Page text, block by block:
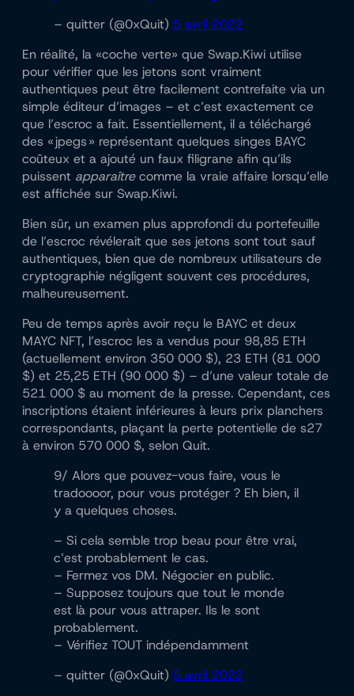
– quitter (@0xQuit) 5 avril 2022
En réalité, la «coche verte» que Swap.Kiwi utilise
pour vérifier que les jetons sont vraiment
authentiques peut être facilement contrefaite via un
simple éditeur d’images – et c’est exactement ce
que l’escroc a fait. Essentiellement, il a téléchargé
des « jpegs » représentant quelques singes BAYC
coûteux et a ajouté un faux filigrane afin qu’ils
puissent apparaîtrecomme la vraie affaire lorsqu’elle
est affichée sur Swap.Kiwi.
Bien sûr, un examen plus approfondi du portefeuille
de l’escroc révélerait que ses jetons sont tout sauf
authentiques, bien que de nombreux utilisateurs de
cryptographie négligent souvent ces procédures,
malheureusement.
Peu de temps après avoir reçu le BAYC et deux
MAYC NFT, l’escroc les a vendus pour 98,85 ETH
(actuellement environ 350 000 $), 23 ETH (81 000
$) et 25,25 ETH (90 000 $) – d’une valeur totale de
521 000 $ au moment de la presse. Cependant, ces
inscriptions étaient inférieures à leurs prix planchers
correspondants, plaçant la perte potentielle de s27
à environ 570 000 $, selon Quit.
9/ Alors que pouvez-vous faire, vous le
tradoooor, pour vous protéger ? Eh bien, il
y a quelques choses.
– Si cela semble trop beau pour être vrai,
c’est probablement le cas.
– Fermez vos DM. Négocier en public.
– Supposez toujours que tout le monde
est là pour vous attraper. Ils le sont
probablement.
– Vérifiez TOUT indépendamment
– quitter (@0xQuit) 5 avril 2022